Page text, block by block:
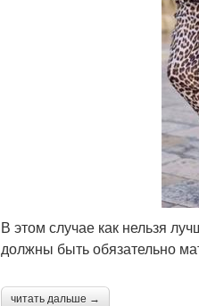
В этом случае как нельзя
должны быть обязательно
читать дальше →